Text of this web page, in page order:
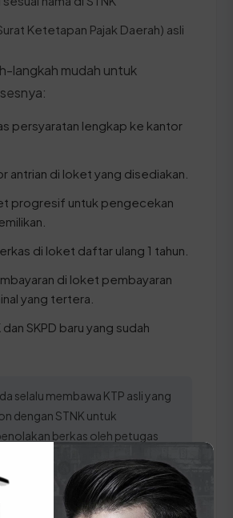
Ketetapan Pajak Daerah) asli
langkah mudah untuk
persyaratan lengkap ke kantor
antrian di loket yang disediakan.
progresif untuk pengecekan
di loket daftar ulang 1 tahun.
di loket pembayaran
yang tertera.
dan SKPD baru yang sudah
selalu membawa KTP asli yang
dengan STNK untuk
berkas oleh petugas
5 Tahunan